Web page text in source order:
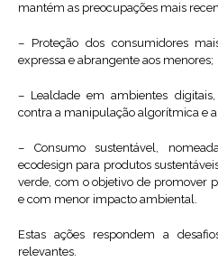
mantém as preocupações mais
– Proteção dos consumidores
expressa e abrangente aos menores;
– Lealdade em ambientes
contra a manipulação algorítmica e
– Consumo sustentável,
ecodesign para produtos
verde, com o objetivo de promover
e com menor impacto ambiental.
Estas ações respondem a
relevantes.